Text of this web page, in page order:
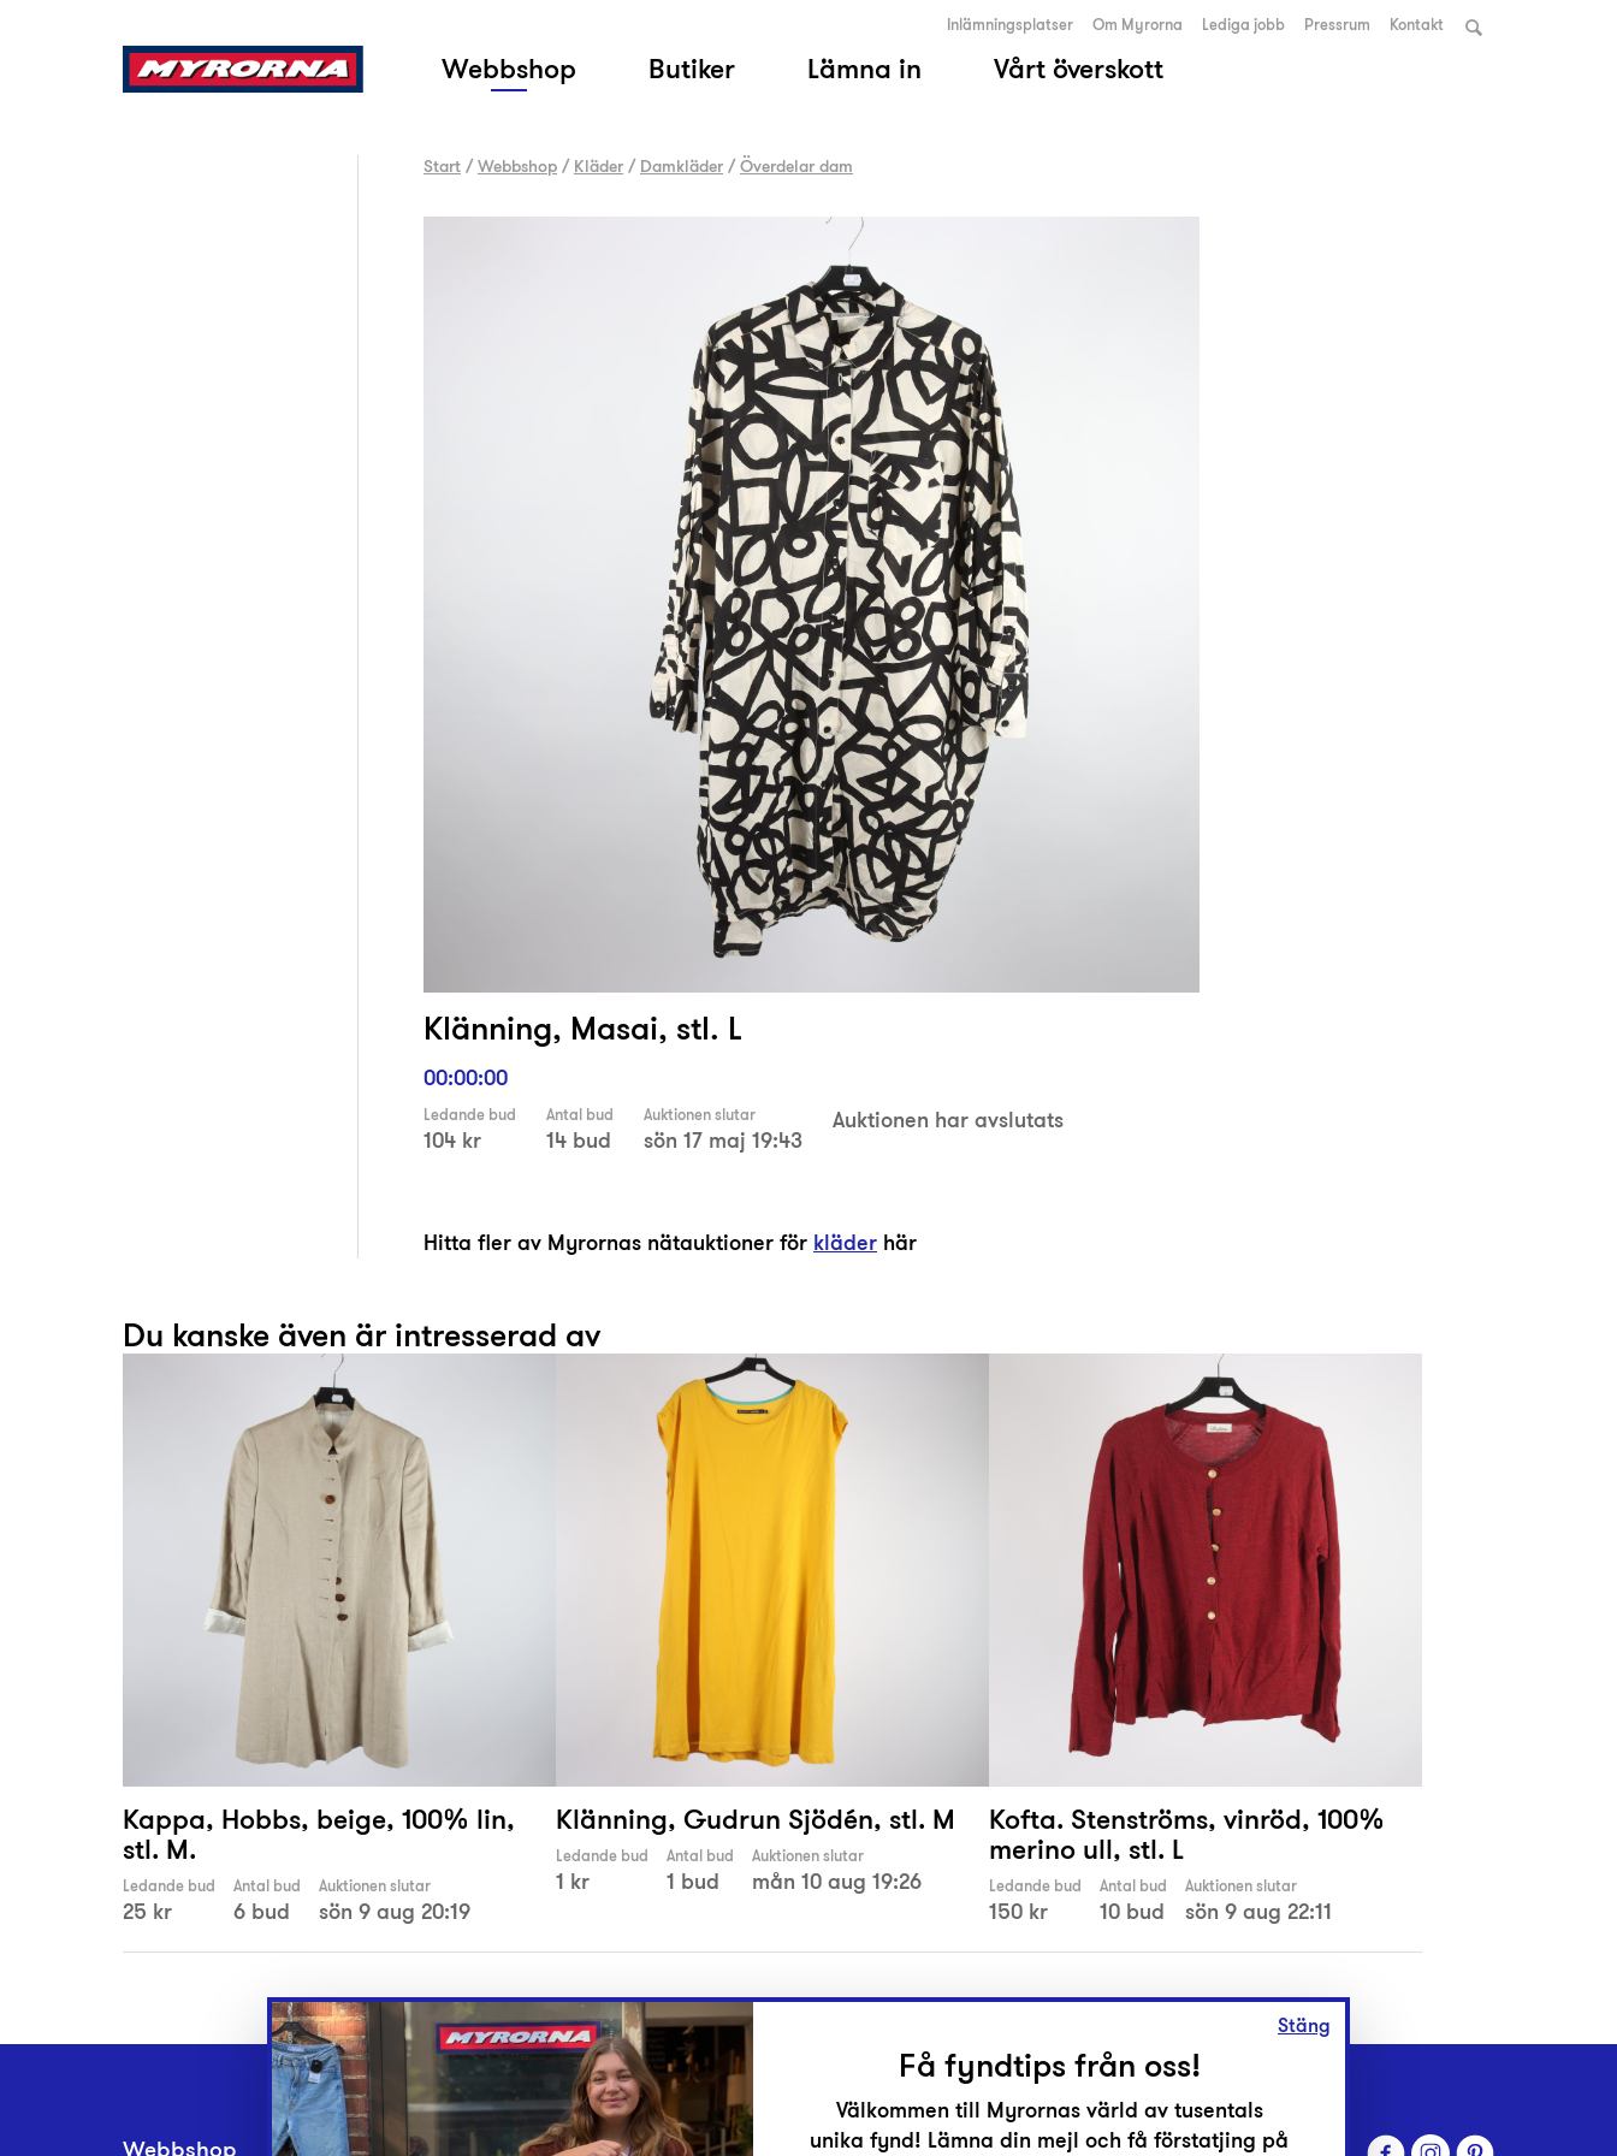
Webbshop Butiker Lämna in Vårt överskott
Inlämningsplatser Om Myrorna Lediga jobb Pressrum Kontakt
Start /Webbshop / Kläder / Damkläder /Överdelar dam
Klänning, Masai, stl. L
00:00:00
Ledande bud
104 kr
Antal bud
14 bud
Auktionen slutar
sön 17 maj 19:43
Auktionen har avslutats
Hitta fler av Myrornas nätauktioner för kläder här
Du kanske även är intresserad av
Kappa, Hobbs, beige, 100% lin,
stl. M.
Ledande bud
25 kr
Antal bud
6 bud
Auktionen slutar
sön 9 aug 20:19
Klänning, Gudrun Sjödén, stl. M
Ledande bud
1 kr
Antal bud
1 bud
Auktionen slutar
mån 10 aug 19:26
Kofta. Stenströms, vinröd, 100%
merino ull, stl. L
Ledande bud
150 kr
Antal bud
10 bud
Auktionen slutar
sön 9 aug 22:11
Stäng
Få fyndtips från oss!
Välkommen till Myrornas värld av tusentals
unika fynd! Lämna din mejl och få förstatjing på